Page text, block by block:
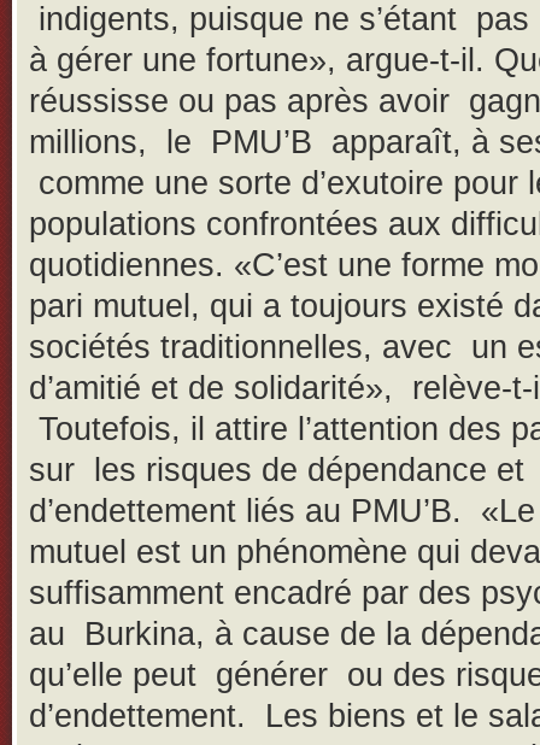
indigents, puisque ne s’étant
à gérer une fortune», argue-t-il.
réussisse ou pas après avoir
millions, le PMU’B apparaît, à
comme une sorte d’exutoire pour
populations confrontées aux
quotidiennes. «C’est une forme
pari mutuel, qui a toujours existé
sociétés traditionnelles, avec un
d’amitié et de solidarité», relève-t-
Toutefois, il attire l’attention des
sur les risques de dépendance et
d’endettement liés au PMU’B.
mutuel est un phénomène qui
suffisamment encadré par des
au Burkina, à cause de la
qu’elle peut générer ou des
d’endettement. Les biens et le